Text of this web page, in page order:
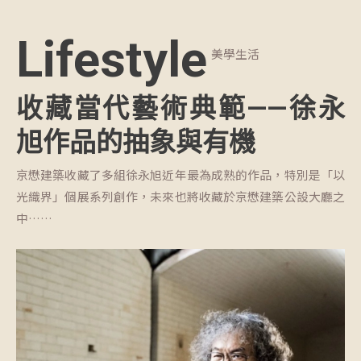
Lifestyle 美學生活
收藏當代藝術典範——徐永
旭作品的抽象與有機
京懋建築收藏了多組徐永旭近年最為成熟的作品，特別是「以
光織界」個展系列創作，未來也將收藏於京懋建築公設大廳之
中……